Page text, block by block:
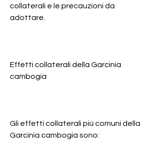
collaterali e le precauzioni da
adottare.
Effetti collaterali della Garcinia
cambogia
Gli effetti collaterali più comuni della
Garcinia cambogia sono: